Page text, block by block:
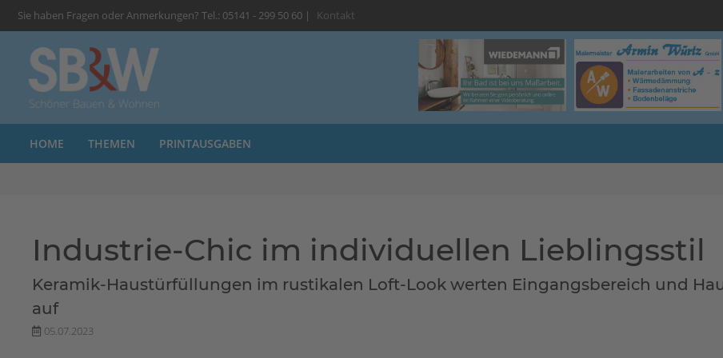
Sie haben Fragen oder Anmerkungen? Tel.: 05141 - 299 50 60 | Kontakt
HOME THEMEN PRINTAUSGABEN
Industrie-Chic im individuellen Lieblingsstil
Keramik-Haustürfüllungen im rustikalen Loft-Look werten Eingangsbereich und
auf
05.07.2023